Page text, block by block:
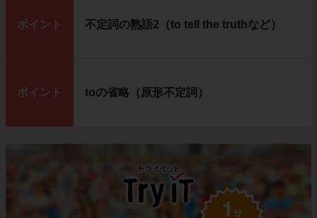
ポイント 不定詞の熟語2（to tell the truthなど）
ポイント toの省略（原形不定詞）